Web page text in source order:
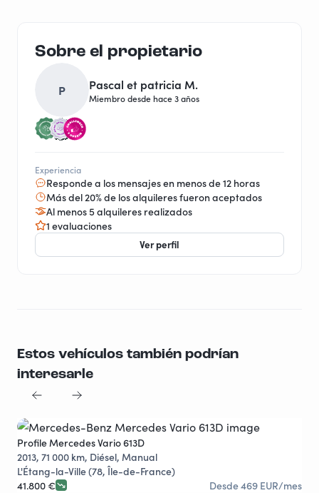
Sobre el propietario
P Pascal et patricia M.
Miembro desde hace 3 años
Experiencia
Responde a los mensajes en menos de 12 horas
Más del 20% de los alquileres fueron aceptados
Al menos 5 alquileres realizados
1 evaluaciones
Ver perfil
Estos vehículos también podrían
interesarle
Al precio de mercado
Profile Mercedes Vario 613D
2013, 71 000 km, Diésel, Manual
L'Étang-la-Ville (78, Île-de-France)
41.800 €
Desde 469 EUR/mes